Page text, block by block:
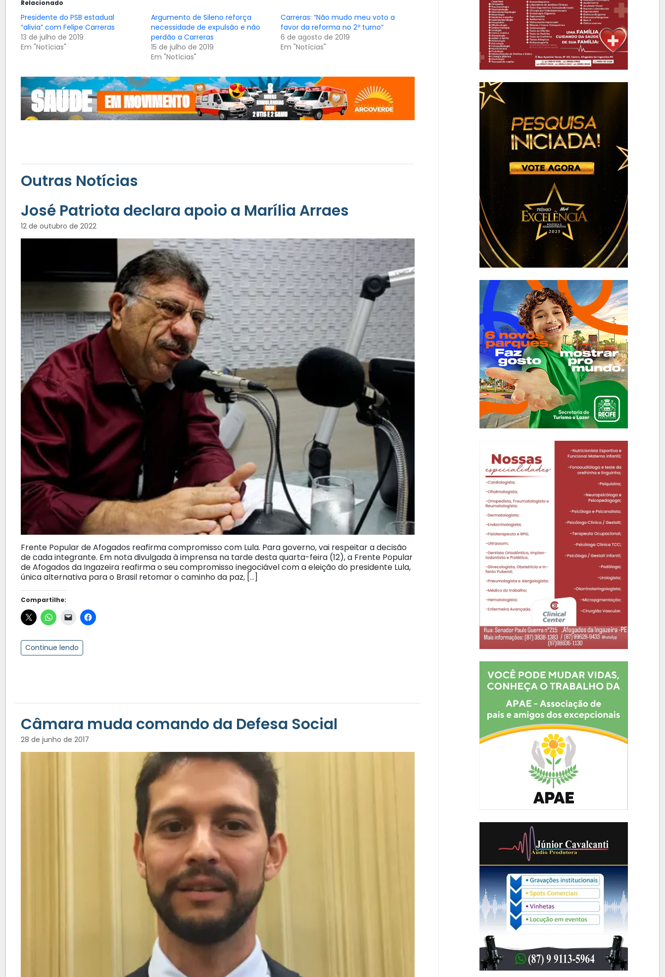
Relacionado
Presidente do PSB estadual
“alivia” com Felipe Carreras
13 de julho de 2019
Em "Notícias"
Argumento de Sileno reforça
necessidade de expulsão e não
perdão a Carreras
15 de julho de 2019
Em "Notícias"
Carreras: “Não mudo meu voto a
favor da reforma no 2º turno”
6 de agosto de 2019
Em "Notícias"
Outras Notícias
José Patriota declara apoio a Marília Arraes
12 de outubro de 2022
Frente Popular de Afogados reafirma compromisso com Lula. Para governo, vai respeitar a decisão
de cada integrante. Em nota divulgada à imprensa na tarde desta quarta-feira (12), a Frente Popular
de Afogados da Ingazeira reafirma o seu compromisso inegociável com a eleição do presidente Lula,
única alternativa para o Brasil retomar o caminho da paz, […]
Compartilhe:
Continue lendo
Câmara muda comando da Defesa Social
28 de junho de 2017